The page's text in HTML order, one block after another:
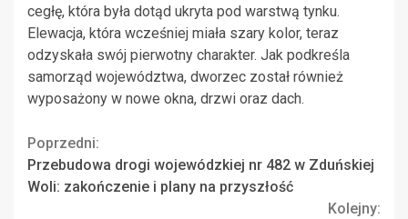
cegłę, która była dotąd ukryta pod warstwą tynku.
Elewacja, która wcześniej miała szary kolor, teraz
odzyskała swój pierwotny charakter. Jak podkreśla
samorząd województwa, dworzec został również
wyposażony w nowe okna, drzwi oraz dach.
Continue
Reading
Poprzedni:
Przebudowa drogi wojewódzkiej nr 482 w Zduńskiej
Woli: zakończenie i plany na przyszłość
Kolejny: